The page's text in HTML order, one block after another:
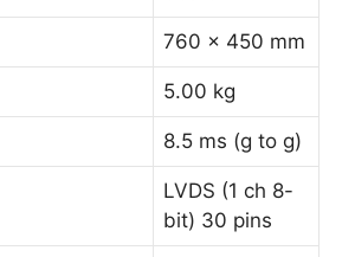
760 x 450 mm
5.00 kg
8.5 ms (g to g)
LVDS (1 ch 8-
bit) 30 pins